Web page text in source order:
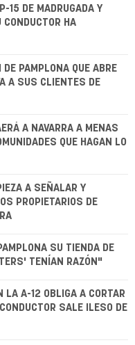
15 DE MADRUGADA Y
HA
PAMPLONA QUE ABRE
A SUS CLIENTES DE
A NAVARRA A MENAS
QUE HAGAN LO
A SEÑALAR Y
PROPIETARIOS DE
SU TIENDA DE
TENÍAN RAZÓN"
LA A-12 OBLIGA A CORTAR
SALE ILESO DE